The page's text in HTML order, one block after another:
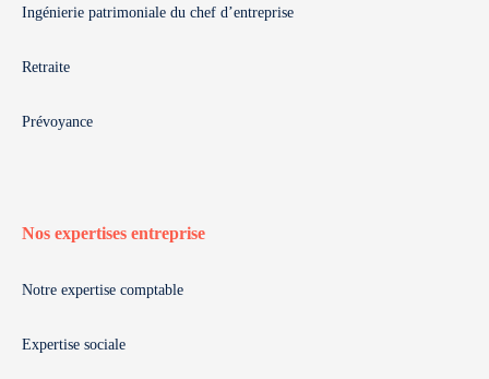
Ingénierie patrimoniale du chef d’entreprise
Retraite
Prévoyance
Nos expertises entreprise
Notre expertise comptable
Expertise sociale